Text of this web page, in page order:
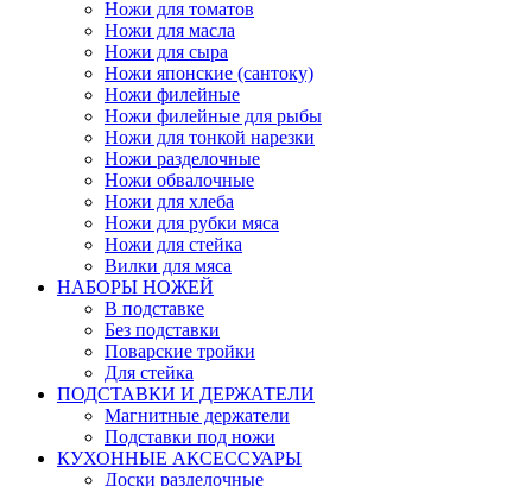
Ножи для томатов
Ножи для масла
Ножи для сыра
Ножи японские (сантоку)
Ножи филейные
Ножи филейные для рыбы
Ножи для тонкой нарезки
Ножи разделочные
Ножи обвалочные
Ножи для хлеба
Ножи для рубки мяса
Ножи для стейка
Вилки для мяса
НАБОРЫ НОЖЕЙ
В подставке
Без подставки
Поварские тройки
Для стейка
ПОДСТАВКИ И ДЕРЖАТЕЛИ
Магнитные держатели
Подставки под ножи
КУХОННЫЕ АКСЕССУАРЫ
Доски разделочные